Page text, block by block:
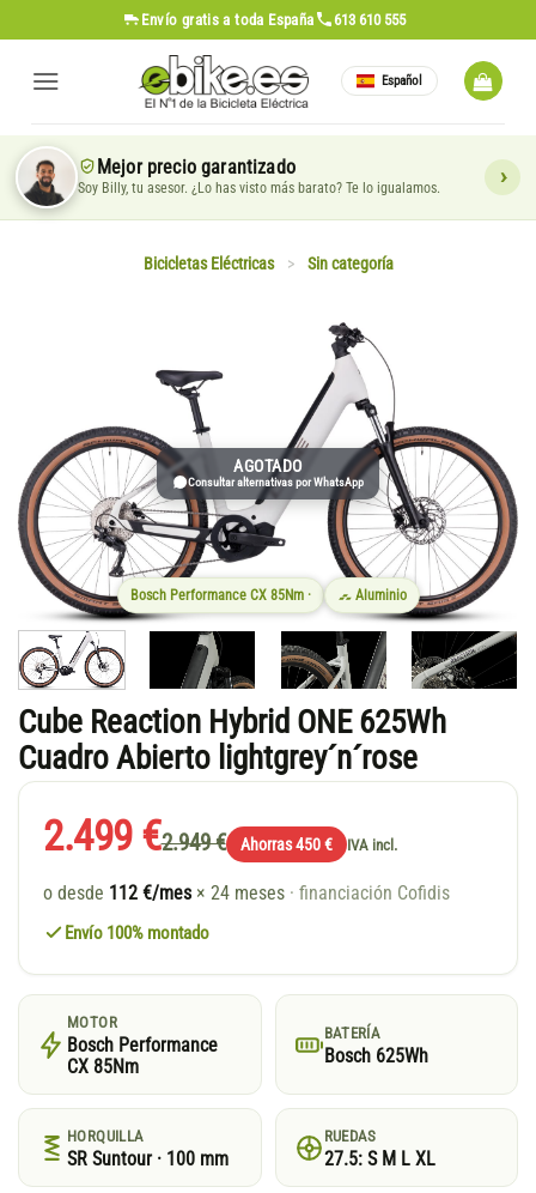
al
contenido
Envío gratis a toda España 613 610 555
Español
Mejor precio garantizado
Soy Billy, tu asesor. ¿Lo has visto más barato? Te lo igualamos.
Bicicletas Eléctricas > Sin categoría
AGOTADO
Consultar alternativas por WhatsApp
Bosch Performance CX 85Nm · Aluminio
Cube Reaction Hybrid ONE 625Wh
Cuadro Abierto lightgrey´n´rose
2.499 €2.949 € Ahorras 450 € IVA incl.
o desde 112 €/mes × 24 meses · financiación Cofidis
Envío 100% montado
MOTOR
Bosch Performance
CX 85Nm
BATERÍA
Bosch 625Wh
HORQUILLA
SR Suntour · 100 mm
RUEDAS
27.5: S M L XL